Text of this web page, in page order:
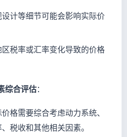
计等细节可能会影响实际价
税率或汇率变化导致的价格
综合评估：
格需要综合考虑动力系统、
税收和其他相关因素。